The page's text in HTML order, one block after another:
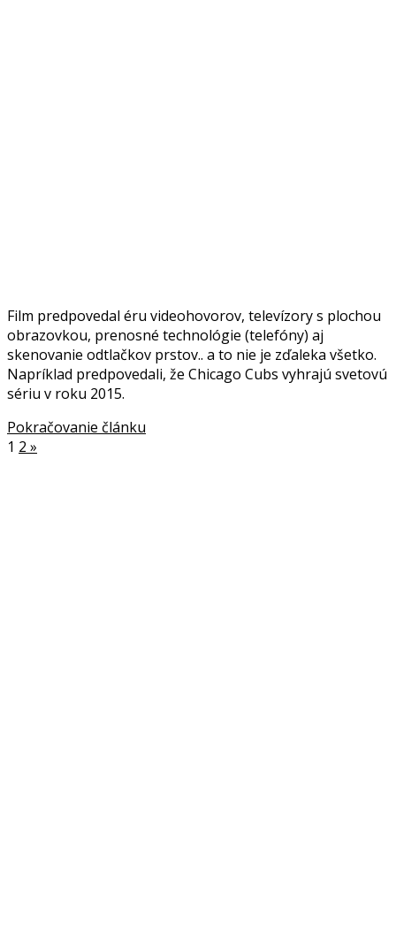
Film predpovedal éru videohovorov, televízory s plochou
obrazovkou, prenosné technológie (telefóny) aj
skenovanie odtlačkov prstov.. a to nie je zďaleka všetko.
Napríklad predpovedali, že Chicago Cubs vyhrajú svetovú
sériu v roku 2015.
Pokračovanie článku
1 2 »